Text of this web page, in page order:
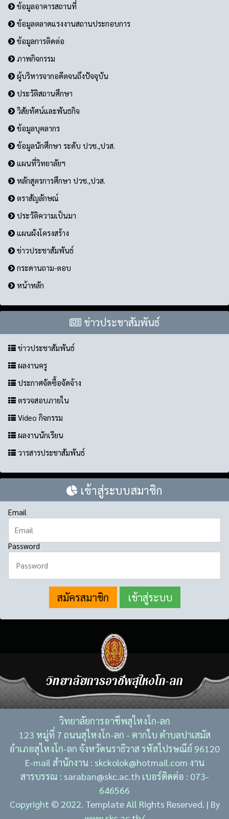
ข้อมูลอาคารสถานที่
ข้อมูลตลาดแรงงานสถานประกอบการ
ข้อมูลการติดต่อ
ภาพกิจกรรม
ผู้บริหารจากอดีตจนถึงปัจจุบัน
ประวัติสถานศึกษา
วิสัยทัศน์และพันธกิจ
ข้อมูลบุคลากร
ข้อมูลนักศึกษา ระดับ ปวช.,ปวส.
แผนที่วิทยาลัยฯ
หลักสูตรการศึกษา ปวช.,ปวส.
ตราสัญลักษณ์
ประวัติความเป็นมา
แผนผังโครงสร้าง
ข่าวประชาสัมพันธ์
กระดานถาม-ตอบ
หน้าหลัก
ข่าวประชาสัมพันธ์
ข่าวประชาสัมพันธ์
ผลงานครู
ประกาศจัดซื้อจัดจ้าง
ตรวจสอบภายใน
Video กิจกรรม
ผลงานนักเรียน
วารสารประชาสัมพันธ์
เข้าสู่ระบบสมาชิก
Email
Password
สมัครสมาชิก
วิทยาลัยการอาชีพสุไหงโก-ลก
วิทยาลัยการอาชีพสุไหงโก-ลก
123 หมู่ที่ 7 ถนนสุไหงโก-ลก - ตากใบ ตำบลปาเสมัส
อำเภอสุไหงโก-ลก จังหวัดนราธิวาส รหัสไปรษณีย์ 96120
E-mail สำนักงาน : skckolok@hotmail.com งาน
สารบรรณ : saraban@skc.ac.th เบอร์ติดต่อ : 073-
646566
Copyright © 2022. Template All Rights Reserved. | By